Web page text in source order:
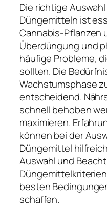
Die richtige
Düngemitteln ist
Cannabis-Pflanzen
Überdüngung und
häufige Probleme,
sollten. Die
Wachstumsphase
entscheidend.
schnell behoben
maximieren.
können bei der
Düngemittel
Auswahl und
besten
schaffen.